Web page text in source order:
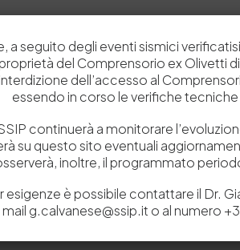
a seguito degli eventi sismici
del Comprensorio ex Olivetti
dell’accesso al
essendo in corso le verifiche tecniche
continuerà a monitorare
su questo sito eventuali
inoltre, il programmato
esigenze è possibile contattare il Dr.
mail g.calvanese@ssip.it o al numero